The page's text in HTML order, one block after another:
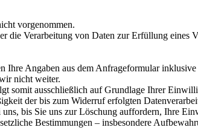
vorgenommen.
Verarbeitung von Daten zur Erfüllung eines
Angaben aus dem Anfrageformular
nicht weiter.
somit ausschließlich auf Grundlage Ihrer
der bis zum Widerruf erfolgten
bis Sie uns zur Löschung auffordern, Ihre
Bestimmungen – insbesondere